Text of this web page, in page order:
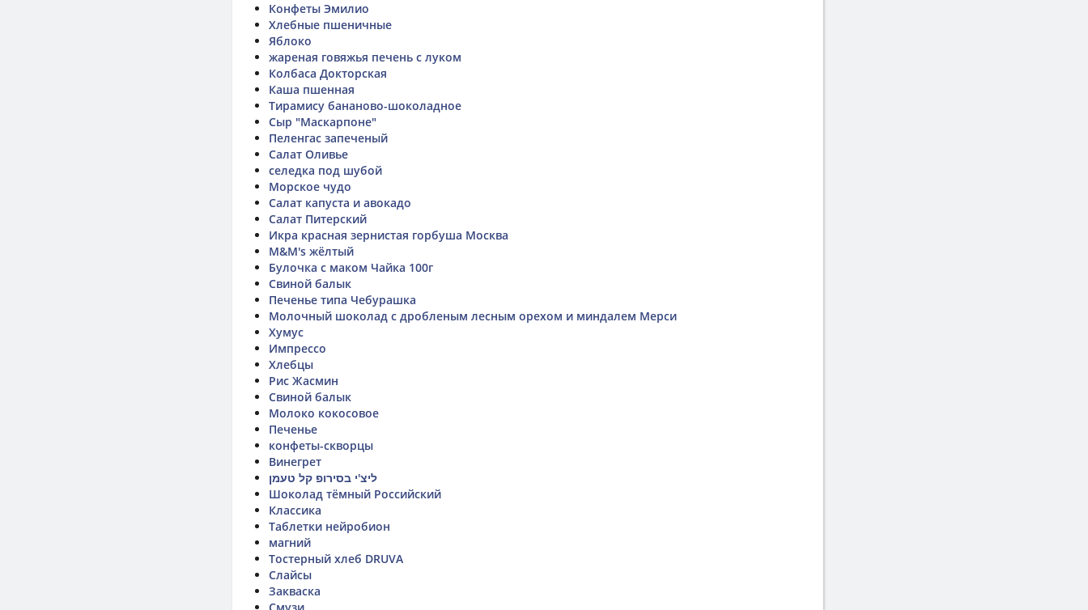
Конфеты Эмилио
Хлебные пшеничные
Яблоко
жареная говяжья печень с луком
Колбаса Докторская
Каша пшенная
Тирамису бананово-шоколадное
Сыр "Маскарпоне"
Пеленгас запеченый
Салат Оливье
селедка под шубой
Морское чудо
Салат капуста и авокадо
Салат Питерский
Икра красная зернистая горбуша Москва
M&M's жёлтый
Булочка с маком Чайка 100г
Свиной балык
Печенье типа Чебурашка
Молочный шоколад с дробленым лесным орехом и миндалем Мерси
Хумус
Импрессо
Хлебцы
Рис Жасмин
Свиной балык
Молоко кокосовое
Печенье
конфеты-скворцы
Винегрет
ליצ'י בסירופ קל טעמן
Шоколад тёмный Российский
Классика
Таблетки нейробион
магний
Тостерный хлеб DRUVA
Слайсы
Закваска